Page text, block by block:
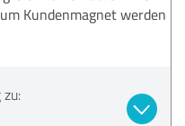
Kundenmagnet werden